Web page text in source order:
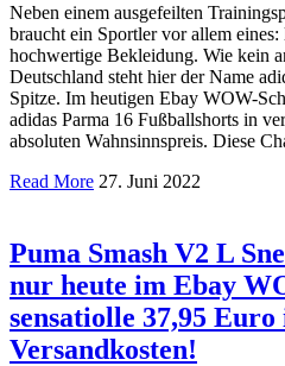
Neben einem ausgefeilten
braucht ein Sportler vor allem eines:
hochwertige Bekleidung. Wie kein
Deutschland steht hier der Name
Spitze. Im heutigen Ebay WOW-
adidas Parma 16 Fußballshorts in
absoluten Wahnsinnspreis. Diese
Read More 27. Juni 2022
Puma Smash V2 L
nur heute im Ebay
sensatiolle 37,95
Versandkosten!